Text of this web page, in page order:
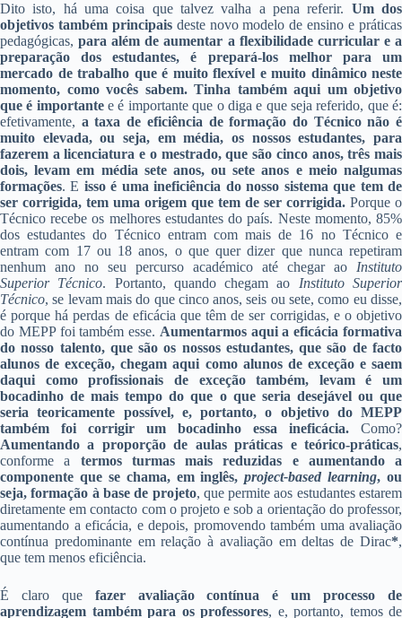
Dito isto, há uma coisa que talvez valha a pena referir. Um dos
objetivos também principaisdeste novo modelo de ensino e práticas
pedagógicas,para além de aumentar a flexibilidade curricular e a
preparação dos estudantes, é prepará-los melhor para um
mercado de trabalho que é muito flexível e muito dinâmico neste
momento, como vocês sabem. Tinha também aqui um objetivo
que é importantee é importante que o diga e que seja referido, que é:
efetivamente, a taxa de eficiência de formação do Técnico não é
muito elevada, ou seja, em média, os nossos estudantes, para
fazerem a licenciatura e o mestrado, que são cinco anos, três mais
dois, levam em média sete anos, ou sete anos e meio nalgumas
formações. E isso é uma ineficiência do nosso sistema que tem de
ser corrigida, tem uma origem que tem de ser corrigida. Porque o
Técnico recebe os melhores estudantes do país. Neste momento, 85%
dos estudantes do Técnico entram com mais de 16 no Técnico e
entram com 17 ou 18 anos, o que quer dizer que nunca repetiram
nenhum ano no seu percurso académico até chegar ao Instituto
Superior Técnico. Portanto, quando chegam ao Instituto Superior
Técnico, se levam mais do que cinco anos, seis ou sete, como eu disse,
é porque há perdas de eficácia que têm de ser corrigidas, e o objetivo
do MEPP foi também esse. Aumentarmos aqui a eficácia formativa
do nosso talento, que são os nossos estudantes, que são de facto
alunos de exceção, chegam aqui como alunos de exceção e saem
daqui como profissionais de exceção também, levam é um
bocadinho de mais tempo do que o que seria desejável ou que
seria teoricamente possível, e, portanto, o objetivo do MEPP
também foi corrigir um bocadinho essa ineficácia. Como?
Aumentando a proporção de aulas práticas e teórico-práticas,
conforme a termos turmas mais reduzidas e
aumentando a
componente que se chama, em inglês,project-based learning, ou
seja, formação à base de projeto, que permite aos estudantes estarem
diretamente em contacto com o projeto e sob a orientação do professor,
aumentando a eficácia, e depois, promovendo também uma avaliação
contínua predominante em relação à avaliação em deltas de Dirac*,
que tem menos eficiência.
É claro que fazer avaliação contínua é um processo de
aprendizagem também para os professores, e, portanto, temos de